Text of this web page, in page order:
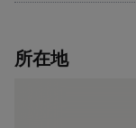
所在地